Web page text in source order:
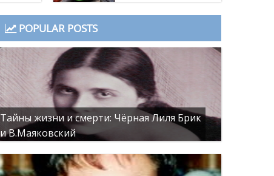
POPULAR POSTS
Тайны жизни и смерти: Чёрная Лиля Брик
и В.Маяковский